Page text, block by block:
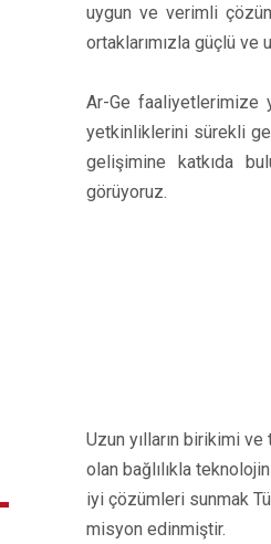
uygun ve verimli
ortaklarımızla güçlü ve
Ar-Ge faaliyetlerimize
yetkinliklerini sürekli
gelişimine katkıda
görüyoruz.
Uzun yılların birikimi
olan bağlılıkla
iyi çözümleri sunmak
misyon edinmiştir.